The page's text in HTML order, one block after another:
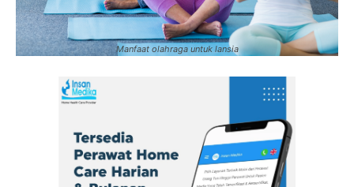
Manfaat olahraga untuk lansia